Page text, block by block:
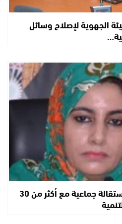
الجهوية لإصلاح وسائل
زلزال سياسي بالعيون… استقالة جماعية مع أكثر من 30